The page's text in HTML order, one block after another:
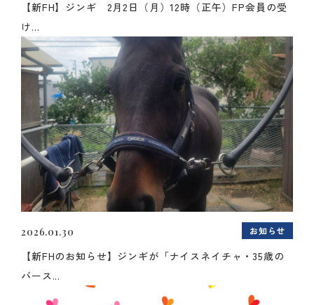
【新FH】ジンギ 2月2日（月）12時（正午）FP会員の受
け...
2026.01.30 お知らせ
【新FHのお知らせ】ジンギが「ナイスネイチャ・35歳の
バース...